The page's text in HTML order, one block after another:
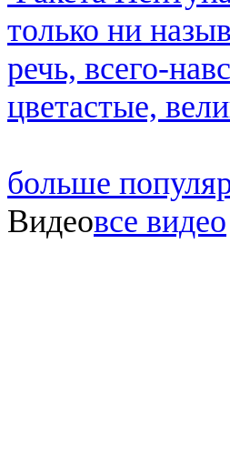
только ни
речь, всего-
цветастые,
больше
Видеовсе видео